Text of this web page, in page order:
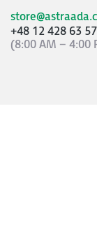
+48 12 428 63 57
(8:00 AM – 4:00